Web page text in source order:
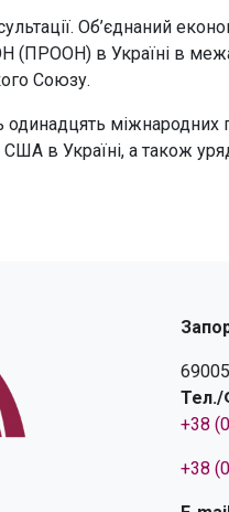
Об’єднаний
(ПРООН) в Україні в
Союзу.
міжнародних
в Україні, а також
Тел./
+38
+38